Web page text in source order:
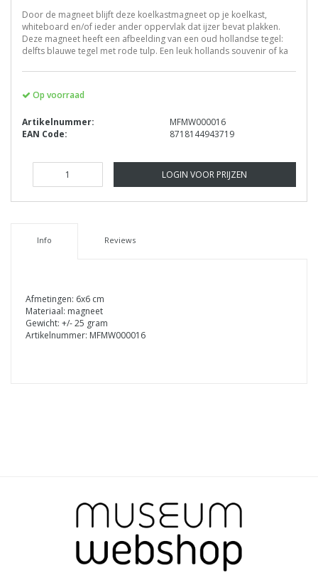
Door de magneet blijft deze koelkastmagneet op je koelkast,
whiteboard en/of ieder ander oppervlak dat ijzer bevat plakken.
Deze magneet heeft een afbeelding van een oud hollandse tegel:
delfts blauwe tegel met rode tulp. Een leuk hollands souvenir of ka
Op voorraad
Artikelnummer:
MFMW000016
EAN Code:
8718144943719
LOGIN VOOR PRIJZEN
Info Reviews
Afmetingen: 6x6 cm
Materiaal: magneet
Gewicht: +/- 25 gram
Artikelnummer: MFMW000016